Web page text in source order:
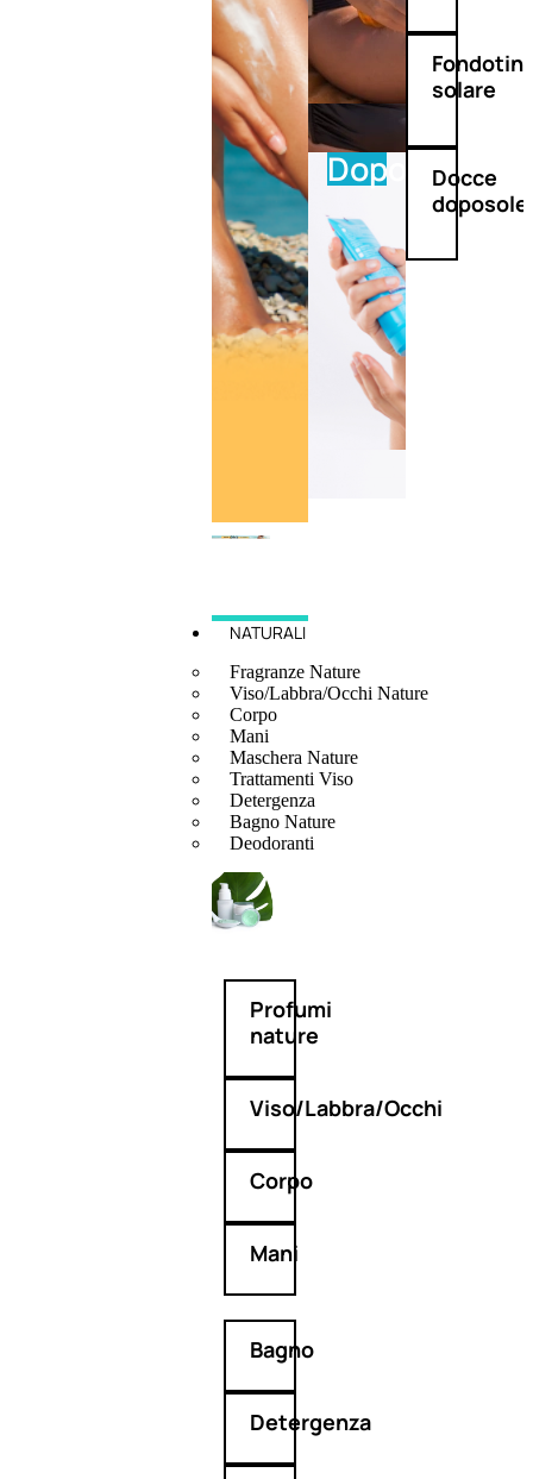
Doposole
solare
Docce
doposole
NATURALI
Fragranze Nature
Viso/Labbra/Occhi Nature
Corpo
Mani
Maschera Nature
Trattamenti Viso
Detergenza
Bagno Nature
Deodoranti
Profumi
nature
Viso/Labbra/Occhi
Corpo
Mani
Bagno
Detergenza